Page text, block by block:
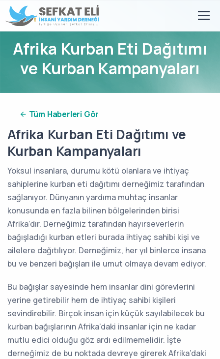
Afrika Kurban Eti Dağıtımı
ve Kurban Kampanyaları
Tüm Haberleri Gör
Afrika Kurban Eti Dağıtımı ve
Kurban Kampanyaları
Yoksul insanlara, durumu kötü olanlara ve ihtiyaç
sahiplerine kurban eti dağıtımı derneğimiz tarafından
sağlanıyor. Dünyanın yardıma muhtaç insanlar
konusunda en fazla bilinen bölgelerinden birisi
Afrika’dır. Derneğimiz tarafından hayırseverlerin
bağışladığı kurban etleri burada ihtiyaç sahibi kişi ve
ailelere dağıtılıyor. Derneğimiz, her yıl binlerce insana
bu ve benzeri bağışları ile umut olmaya devam ediyor.
Bu bağışlar sayesinde hem insanlar dini görevlerini
yerine getirebilir hem de ihtiyaç sahibi kişileri
sevindirebilir. Birçok insan için küçük sayılabilecek bu
kurban bağışlarının Afrika’daki insanlar için ne kadar
mutlu edici olduğu göz ardı edilmemelidir. İşte
derneğimiz de bu noktada devreye girerek Afrika’daki